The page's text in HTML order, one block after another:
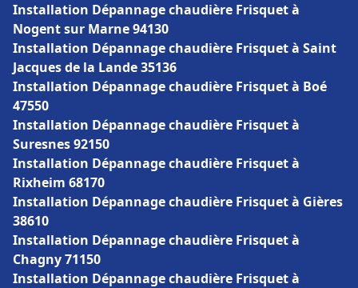
Installation Dépannage chaudière Frisquet à
Nogent sur Marne 94130
Installation Dépannage chaudière Frisquet à Saint
Jacques de la Lande 35136
Installation Dépannage chaudière Frisquet à Boé
47550
Installation Dépannage chaudière Frisquet à
Suresnes 92150
Installation Dépannage chaudière Frisquet à
Rixheim 68170
Installation Dépannage chaudière Frisquet à Gières
38610
Installation Dépannage chaudière Frisquet à
Chagny 71150
Installation Dépannage chaudière Frisquet à